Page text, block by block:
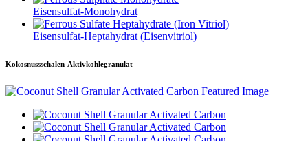
Eisensulfat-Monohydrat
Eisensulfat-Heptahydrat (Eisenvitriol)
Kokosnussschalen-Aktivkohlegranulat